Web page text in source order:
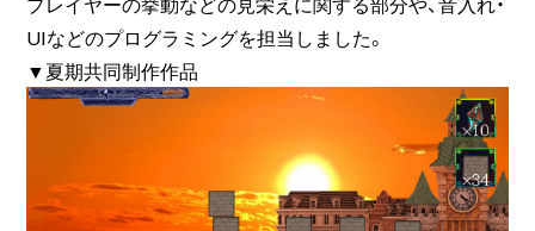
UIなどのプログラミングを担当しました。
▼夏期共同制作作品